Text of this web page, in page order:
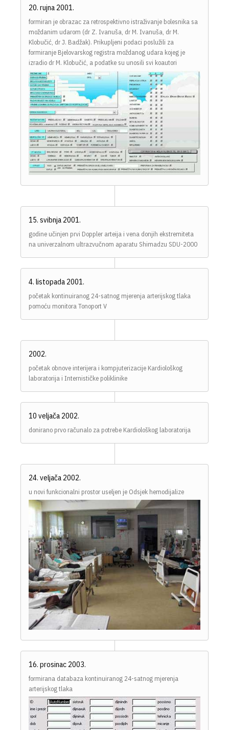
20. rujna 2001.
formiran je obrazac za retrospektivno istraživanje bolesnika sa
moždanim udarom (dr Z. Ivanuša, dr M. Ivanuša, dr M.
Klobučić, dr J. Badžak). Prikupljeni podaci poslužili za
formiranje Bjelovarskog registra moždanog udara kojeg je
izradio dr M. Klobučić, a podatke su unosili svi koautori
15. svibnja 2001.
godine učinjen prvi Doppler arteija i vena donjih ekstremiteta
na univerzalnom ultrazvučnom aparatu Shimadzu SDU-2000
4. listopada 2001.
početak kontinuiranog 24-satnog mjerenja arterijskog tlaka
pomoću monitora Tonoport V
2002.
početak obnove interijera i kompjuterizacije Kardiološkog
laboratorija i Internističke poliklinike
10 veljača 2002.
donirano prvo računalo za potrebe Kardiološkog laboratorija
24. veljača 2002.
u novi funkcionalni prostor useljen je Odsjek hemodijalize
16. prosinac 2003.
formirana databaza kontinuiranog 24-satnog mjerenja
arterijskog tlaka